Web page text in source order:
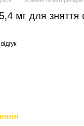
мг для зняття